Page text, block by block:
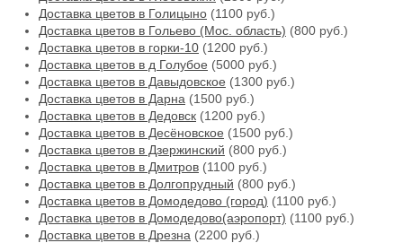
Доставка цветов в Голицыно (1100 руб.)
Доставка цветов в Гольево (Мос. область) (800 руб.)
Доставка цветов в горки-10 (1200 руб.)
Доставка цветов в д Голубое (5000 руб.)
Доставка цветов в Давыдовское (1300 руб.)
Доставка цветов в Дарна (1500 руб.)
Доставка цветов в Дедовск (1200 руб.)
Доставка цветов в Десёновское (1500 руб.)
Доставка цветов в Дзержинский (800 руб.)
Доставка цветов в Дмитров (1100 руб.)
Доставка цветов в Долгопрудный (800 руб.)
Доставка цветов в Домодедово (город) (1100 руб.)
Доставка цветов в Домодедово(аэропорт) (1100 руб.)
Доставка цветов в Дрезна (2200 руб.)